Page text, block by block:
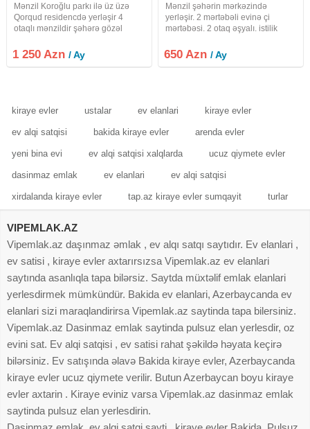
Mənzil Koroğlu parkı ilə üz üzə
Qorqud residencdə yerləşir 4
otaqlı mənzildir şəhərə gözəl
ətrafda parklar marketlər
restaurantlar və isdənilən iaşə
1 250 Azn/ Ay
Mənzil şəhərin mərkəzində
yerləşir. 2 mərtəbəli evinə çi
mərtəbəsi. 2 otaq əşyalı. istilik
qalanlara kirayə verilir.
650 Azn/ Ay
kiraye evler ustalar ev elanlari kiraye evler
ev alqi satqisi bakida kiraye evler arenda evler
yeni bina evi ev alqi satqisi xalqlarda ucuz qiymete evler
dasinmaz emlak ev elanlari ev alqi satqisi
xirdalanda kiraye evler tap.az kiraye evler sumqayit turlar
VIPEMLAK.AZ
Vipemlak.az daşınmaz əmlak , ev alqı satqı saytıdır. Ev elanlari ,
ev satisi , kiraye evler axtarırsızsa Vipemlak.az ev elanlari
saytında asanlıqla tapa bilərsiz. Saytda müxtəlif emlak elanlari
yerlesdirmek mümkündür. Bakida ev elanlari, Azerbaycanda ev
elanlari sizi maraqlandirirsa Vipemlak.az saytinda tapa bilersiniz.
Vipemlak.az Dasinmaz emlak saytinda pulsuz elan yerlesdir, oz
evini sat. Ev alqi satqisi , ev satisi rahat şəkildə həyata keçirə
bilərsiniz. Ev satışında əlavə Bakida kiraye evler, Azerbaycanda
kiraye evler ucuz qiymete verilir. Butun Azerbaycan boyu kiraye
evler axtarin . Kiraye eviniz varsa Vipemlak.az dasinmaz emlak
saytinda pulsuz elan yerlesdirin.